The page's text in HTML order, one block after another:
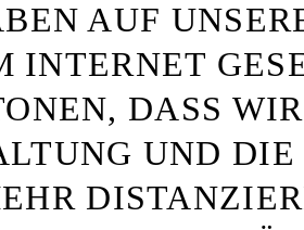
AUF
INTERNET
DASS
UND